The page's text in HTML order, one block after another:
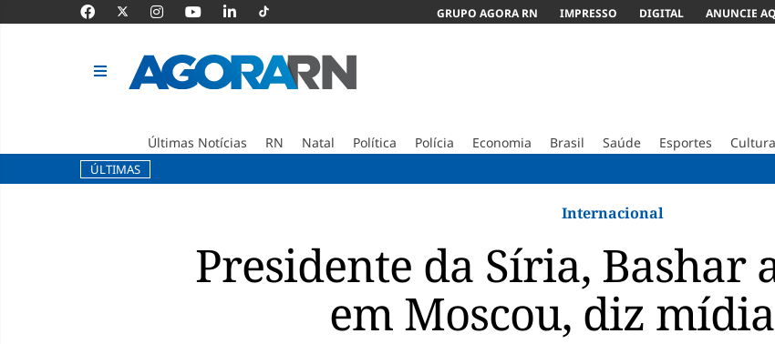
GRUPO AGORA RN IMPRESSO DIGITAL ANUNCIE
Últimas Notícias RN Natal Política Polícia Economia Brasil Saúde Esportes Cultura
ÚLTIMAS
Internacional
Presidente da Síria, Bashar
em Moscou, diz